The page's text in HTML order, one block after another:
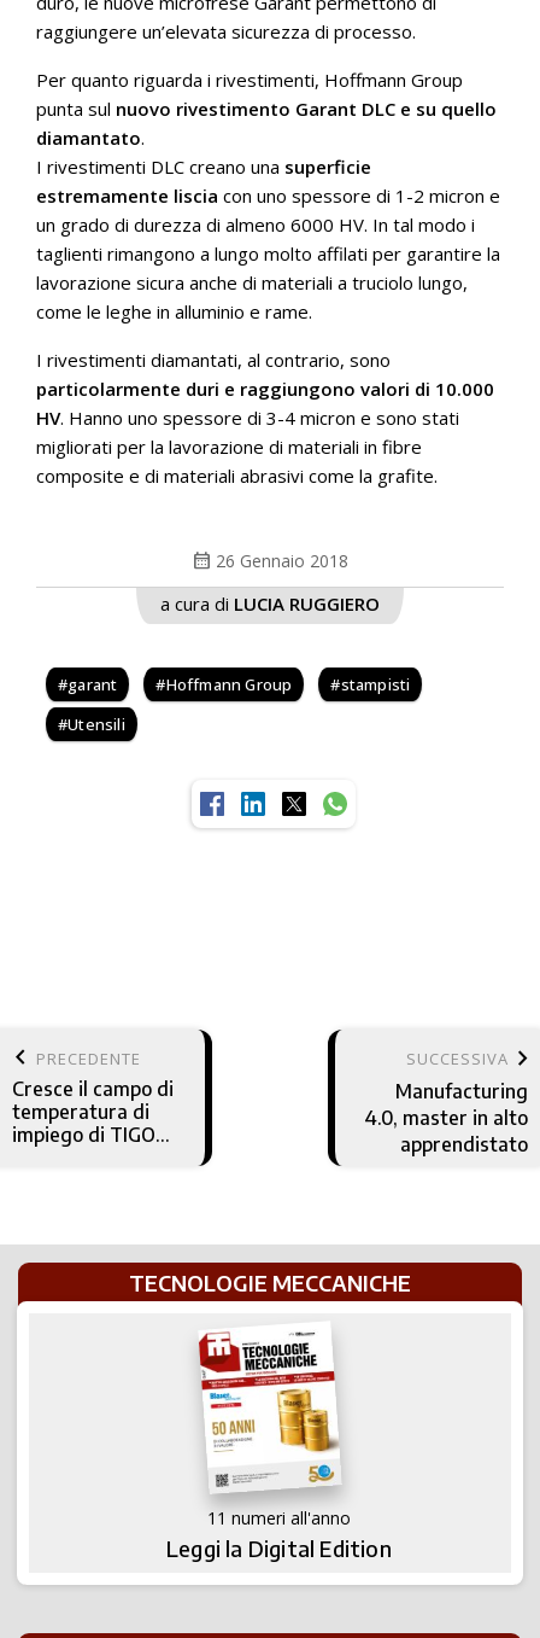
raggiungere un’elevata sicurezza di processo.
Per quanto riguarda i rivestimenti, Hoffmann Group
punta sul nuovo rivestimento Garant DLC e su quello
diamantato.
I rivestimenti DLC creano una superficie
estremamente liscia con uno spessore di 1-2 micron e
un grado di durezza di almeno 6000 HV. In tal modo i
taglienti rimangono a lungo molto affilati per garantire la
lavorazione sicura anche di materiali a truciolo lungo,
come le leghe in alluminio e rame.
I rivestimenti diamantati, al contrario, sono
particolarmente duri e raggiungono valori di 10.000
HV. Hanno uno spessore di 3-4 micron e sono stati
migliorati per la lavorazione di materiali in fibre
composite e di materiali abrasivi come la grafite.
calendar_month 26 Gennaio 2018
a cura di LUCIA RUGGIERO
garant Hoffmann Group
stampisti
Utensili
keyboard_arrow_left PRECEDENTE
Cresce il campo di
temperatura di
impiego di TIGO
SUCCESSIVA keyboard_arrow_right
Manufacturing
4.0, master in alto
apprendistato
TECNOLOGIE MECCANICHE
11 numeri all'anno
Leggi la Digital Edition